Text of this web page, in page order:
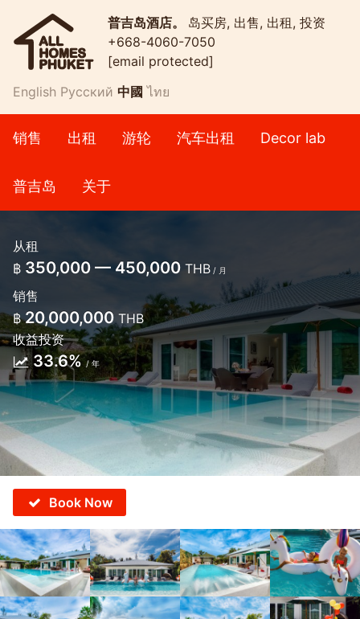
普吉岛酒店。 岛买房, 出售, 出租, 投资
+668-4060-7050
[email protected]
English Русский 中國 ไทย
销售 出租 游轮 汽车出租 Decor lab
普吉岛 关于
从租
฿ 350,000 — 450,000 THB / 月
销售
฿ 20,000,000 THB
收益投资
33.6%/ 年
Book Now